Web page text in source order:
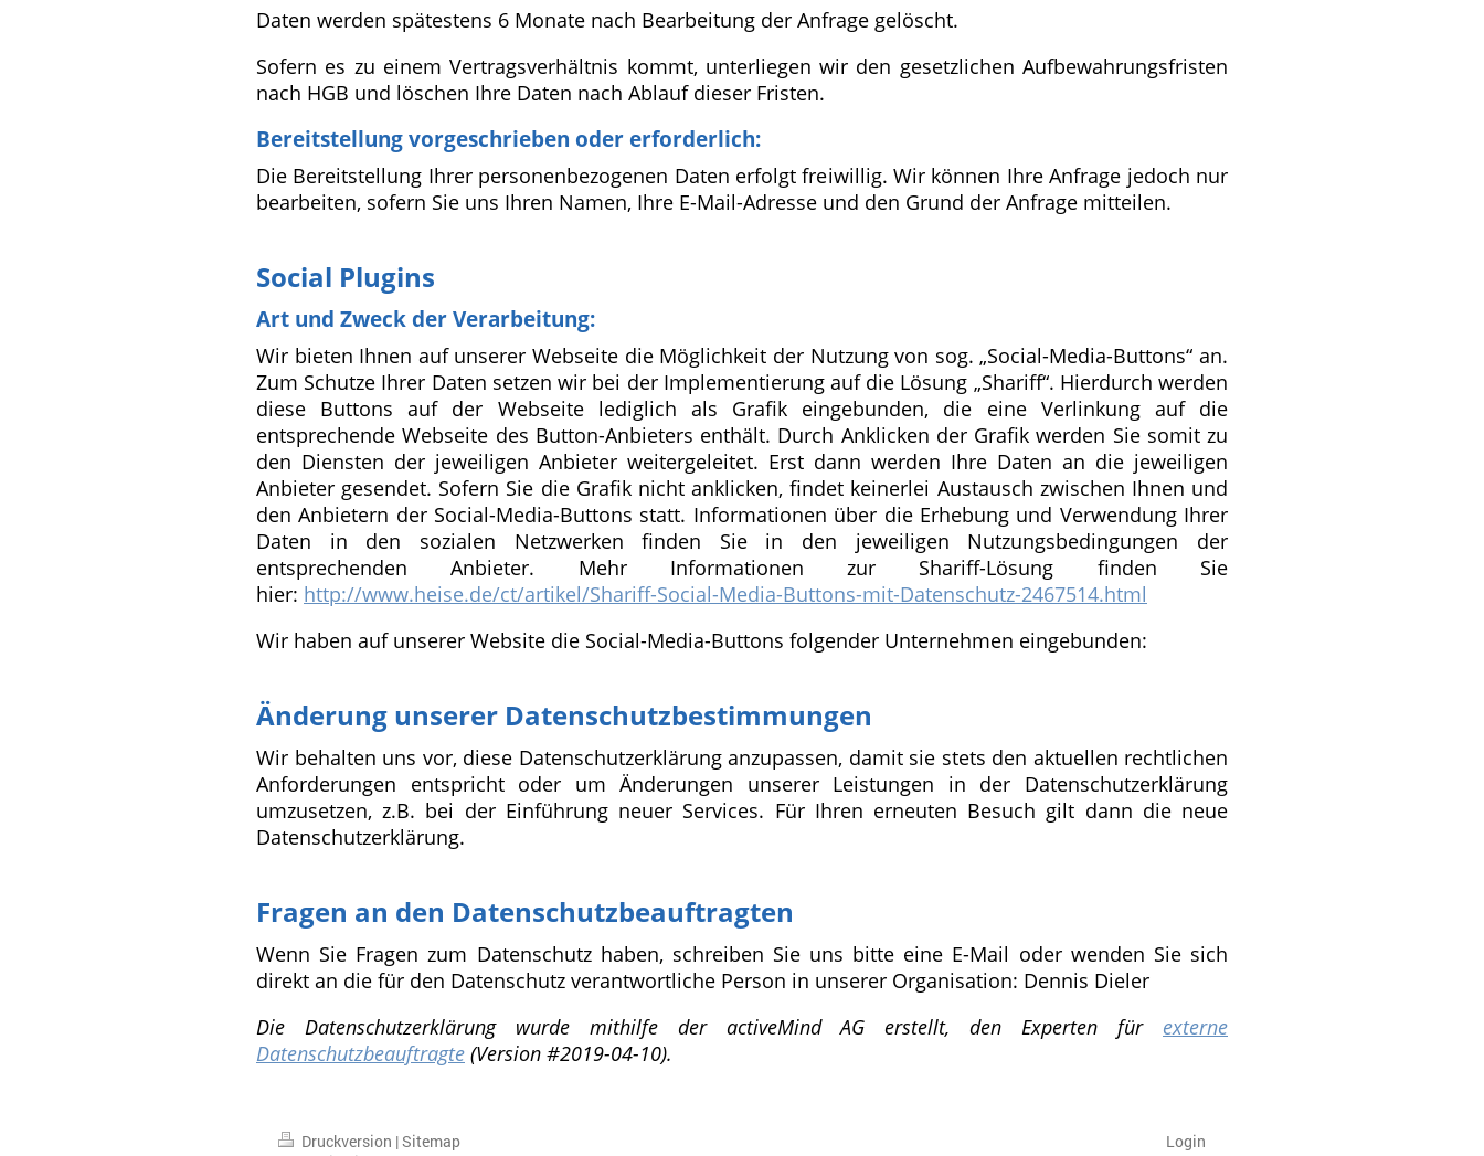
Daten werden spätestens 6 Monate nach Bearbeitung der Anfrage gelöscht.
Sofern es zu einem Vertragsverhältnis kommt, unterliegen wir den gesetzlichen Aufbewahrungsfristen
nach HGB und löschen Ihre Daten nach Ablauf dieser Fristen.
Bereitstellung vorgeschrieben oder erforderlich:
Die Bereitstellung Ihrer personenbezogenen Daten erfolgt freiwillig. Wir können Ihre Anfrage jedoch nur
bearbeiten, sofern Sie uns Ihren Namen, Ihre E-Mail-Adresse und den Grund der Anfrage mitteilen.
Social Plugins
Art und Zweck der Verarbeitung:
Wir bieten Ihnen auf unserer Webseite die Möglichkeit der Nutzung von sog. „Social-Media-Buttons“ an.
Zum Schutze Ihrer Daten setzen wir bei der Implementierung auf die Lösung „Shariff“. Hierdurch werden
diese Buttons auf der Webseite lediglich als Grafik eingebunden, die eine Verlinkung auf die
entsprechende Webseite des Button-Anbieters enthält. Durch Anklicken der Grafik werden Sie somit zu
den Diensten der jeweiligen Anbieter weitergeleitet. Erst dann werden Ihre Daten an die jeweiligen
Anbieter gesendet. Sofern Sie die Grafik nicht anklicken, findet keinerlei Austausch zwischen Ihnen und
den Anbietern der Social-Media-Buttons statt. Informationen über die Erhebung und Verwendung Ihrer
Daten in den sozialen Netzwerken finden Sie in den jeweiligen Nutzungsbedingungen der
entsprechenden Anbieter. Mehr Informationen zur Shariff-Lösung finden Sie
hier: http://www.heise.de/ct/artikel/Shariff-Social-Media-Buttons-mit-Datenschutz-2467514.html
Wir haben auf unserer Website die Social-Media-Buttons folgender Unternehmen eingebunden:
Änderung unserer Datenschutzbestimmungen
Wir behalten uns vor, diese Datenschutzerklärung anzupassen, damit sie stets den aktuellen rechtlichen
Anforderungen entspricht oder um Änderungen unserer Leistungen in der Datenschutzerklärung
umzusetzen, z.B. bei der Einführung neuer Services. Für Ihren erneuten Besuch gilt dann die neue
Datenschutzerklärung.
Fragen an den Datenschutzbeauftragten
Wenn Sie Fragen zum Datenschutz haben, schreiben Sie uns bitte eine E-Mail oder wenden Sie sich
direkt an die für den Datenschutz verantwortliche Person in unserer Organisation: Dennis Dieler
Die Datenschutzerklärung wurde mithilfe der activeMind AG erstellt, den Experten für externe
Datenschutzbeauftragte (Version #2019-04-10).
Druckversion |Sitemap
Login